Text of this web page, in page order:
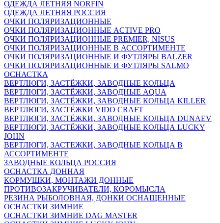
ОДЕЖДА ЛЕТНЯЯ NORFIN
ОДЕЖДА ЛЕТНЯЯ РОССИЯ
ОЧКИ ПОЛЯРИЗАЦИОННЫЕ
ОЧКИ ПОЛЯРИЗАЦИОННЫЕ ACTIVE PRO
ОЧКИ ПОЛЯРИЗАЦИОННЫЕ PREMIER, NISUS
ОЧКИ ПОЛЯРИЗАЦИОННЫЕ В АССОРТИМЕНТЕ
ОЧКИ ПОЛЯРИЗАЦИОННЫЕ И ФУТЛЯРЫ BALZER
ОЧКИ ПОЛЯРИЗАЦИОННЫЕ И ФУТЛЯРЫ SALMO
ОСНАСТКА
ВЕРТЛЮГИ, ЗАСТЁЖКИ, ЗАВОДНЫЕ КОЛЬЦА
ВЕРТЛЮГИ, ЗАСТЁЖКИ, ЗАВОДНЫЕ AQUA
ВЕРТЛЮГИ, ЗАСТЁЖКИ, ЗАВОДНЫЕ КОЛЬЦА KILLER
ВЕРТЛЮГИ, ЗАСТЁЖКИ VIDO CRAFT
ВЕРТЛЮГИ, ЗАСТЁЖКИ, ЗАВОДНЫЕ КОЛЬЦА DUNAEV
ВЕРТЛЮГИ, ЗАСТЁЖКИ, ЗАВОДНЫЕ КОЛЬЦА LUCKY
JOHN
ВЕРТЛЮГИ, ЗАСТЕЖКИ, ЗАВОДНЫЕ КОЛЬЦА В
АССОРТИМЕНТЕ
ЗАВОДНЫЕ КОЛЬЦА РОССИЯ
ОСНАСТКА ДОННАЯ
КОРМУШКИ, МОНТАЖИ ДОННЫЕ
ПРОТИВОЗАКРУЧИВАТЕЛИ, КОРОМЫСЛА
РЕЗИНА РЫБОЛОВНАЯ, ДОНКИ ОСНАЩЕННЫЕ
ОСНАСТКИ ЗИМНИЕ
ОСНАСТКИ ЗИМНИЕ DAG MASTER